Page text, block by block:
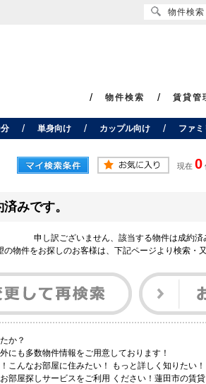
物件検索 賃貸管
単身向け カップル向け ファ
現在 0
みです。
申し訳ございません、該当する物件は成約済
の物件をお探しのお客様は、下記ページより検索・
か？
にも多数物件情報をご用意しております！
こんなお部屋に住みたい！ もっと詳しく知りたい！
部屋探しサービスをご利用 ください！蓮田市の賃貸
物件検索